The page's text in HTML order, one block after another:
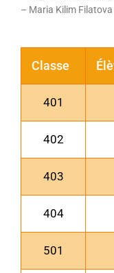
– Maria Kilim Filatova
Classe
401
402
403
404
501